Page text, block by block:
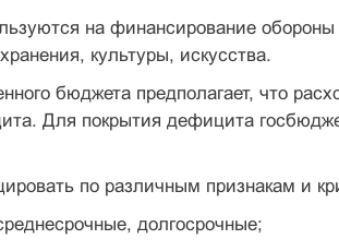
на финансиро­вание
культуры, искусства.
бюджета предпола­гает, что
Для покрытия дефицита
по различным признакам и
долго­срочные;